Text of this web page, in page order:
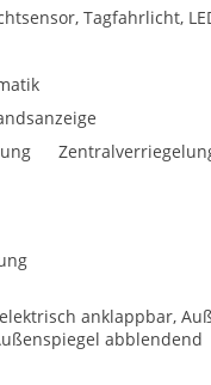
Tagfahrlicht,
anklappbar,
abblendend